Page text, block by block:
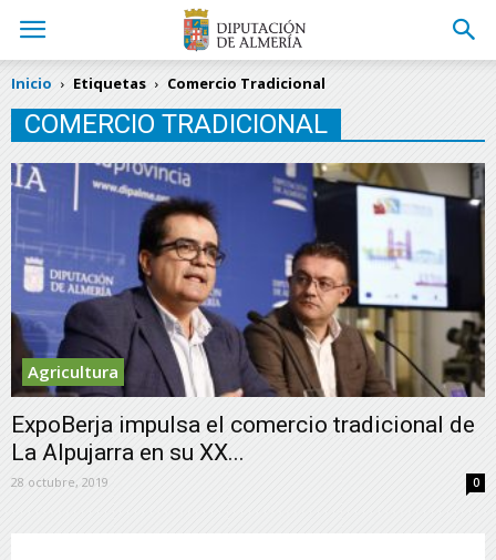
Inicio Etiquetas Comercio Tradicional
COMERCIO TRADICIONAL
Agricultura
ExpoBerja impulsa el comercio tradicional de
La Alpujarra en su XX...
28 octubre, 2019 0